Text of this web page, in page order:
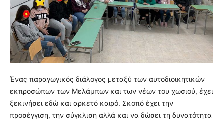
Ένας παραγωγικός διάλογος μεταξύ των αυτοδιοικητικών
εκπροσώπων των Μελάμπων και των νέων του χωσιού, έχει
ξεκινήσει εδώ και αρκετό καιρό. Σκοπό έχει την
προσέγγιση, την σύγκλιση αλλά και να δώσει τη δυνατότητα